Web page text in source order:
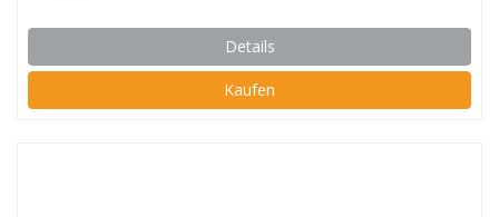
Details
Kaufen